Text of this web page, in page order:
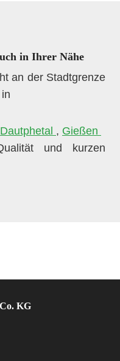
in Ihrer Nähe
an der Stadtgrenze
Dautphetal , Gießen
und kurzen
KG